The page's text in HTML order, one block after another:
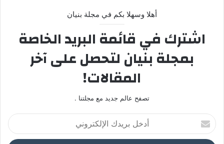
أهلا وسهلا بكم في مجلة بنيان
اشترك في قائمة البريد الخاصة
بمجلة بنيان لتحصل على آخر
المقالات!
تصفح عالم جديد مع مجلتنا .
أدخل
بريدك
الإلكتروني